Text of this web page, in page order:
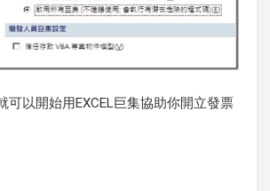
可以開始用EXCEL巨集協助你開立發票